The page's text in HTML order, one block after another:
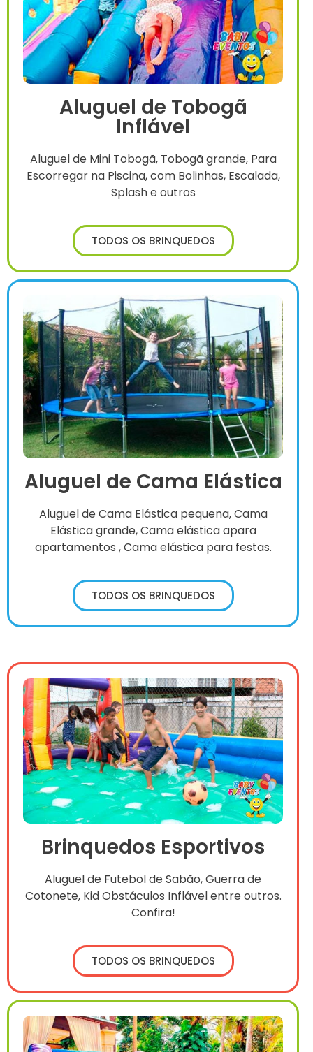
Aluguel de Tobogã
Inflável
Aluguel de Mini Tobogã, Tobogã grande, Para
Escorregar na Piscina, com Bolinhas, Escalada,
Splash e outros
TODOS OS BRINQUEDOS
Aluguel de Cama Elástica
Aluguel de Cama Elástica pequena, Cama
Elástica grande, Cama elástica apara
apartamentos , Cama elástica para festas.
TODOS OS BRINQUEDOS
Brinquedos Esportivos
Aluguel de Futebol de Sabão, Guerra de
Cotonete, Kid Obstáculos Inflável entre outros.
Confira!
TODOS OS BRINQUEDOS